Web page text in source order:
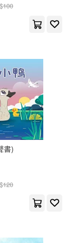
$100
書)
$120